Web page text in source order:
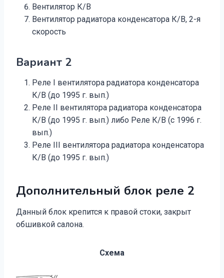
Вентилятор К/В
Вентилятор радиатора конденсатора К/В, 2-я
скорость
Вариант 2
Реле I вентилятора радиатора конденсатора
К/В (до 1995 г. вып.)
Реле II вентилятора радиатора конденсатора
К/В (до 1995 г. вып.) либо Реле К/В (с 1996 г.
вып.)
Реле III вентилятора радиатора конденсатора
К/В (до 1995 г. вып.)
Дополнительный блок реле 2
Данный блок крепится к правой стоки, закрыт
обшивкой салона.
Схема